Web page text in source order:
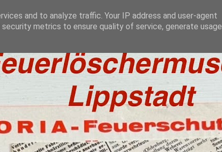
and to analyze traffic. Your IP address and user-agent
metrics to ensure quality of service, generate usage